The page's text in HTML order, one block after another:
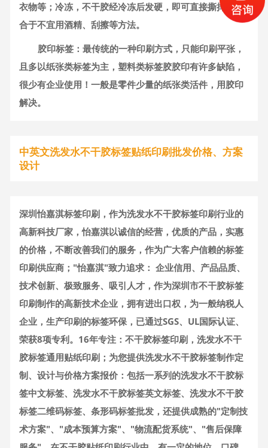
衣物等；冷冻，不干胶经冷冻后发硬，即可直接撕掉，适
合于不宜用酒精、刮擦等方法。
胶印标签：最传统的一种印刷方式，只能印刷平张，
且多以纸张类标签为主，塑料类标签胶胶印有许多缺陷，
很少有企业使用！一般是零件少量的纸张类活件，用胶印
解决。
中英文洗发水不干胶标签贴纸印刷批发价格、方案
设计
深圳怡嘉淇标签印刷，作为洗发水不干胶标签印刷行业的
高新科技厂家，怡嘉淇以诚信的经营，优质的产品，实惠
的价格，不断改善我们的服务，作为广大客户信赖的标签
印刷供应商；"怡嘉淇"致力追求： 企业信用、产品品质、
技术创新、极致服务、吸引人才，作为深圳市不干胶标签
印刷制作的高新技术企业，拥有进出口权，为一般纳税人
企业，生产印刷的标签环保，已通过SGS、UL国际认证、
荣获8项专利。16年专注：不干胶标签印刷，洗发水不干
胶标签通用贴纸印刷；为您提供洗发水不干胶标签制作定
制、设计与价格方案报价：包括一系列的洗发水不干胶标
签中文标签、洗发水不干胶标签英文标签、洗发水不干胶
标签二维码标签、条形码标签批发，还提供成熟的"定制技
术方案"、"成本预算方案"、"物流配货系统"、"售后保障